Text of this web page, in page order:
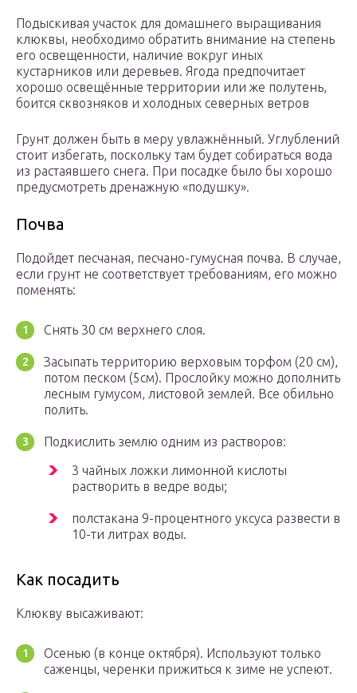
Подыскивая участок для домашнего выращивания
клюквы, необходимо обратить внимание на степень
его освещенности, наличие вокруг иных
кустарников или деревьев. Ягода предпочитает
хорошо освещённые территории или же полутень,
боится сквозняков и холодных северных ветров
Грунт должен быть в меру увлажнённый. Углублений
стоит избегать, поскольку там будет собираться вода
из растаявшего снега. При посадке было бы хорошо
предусмотреть дренажную «подушку».
Почва
Подойдет песчаная, песчано-гумусная почва. В случае,
если грунт не соответствует требованиям, его можно
поменять:
Снять 30 см верхнего слоя.
Засыпать территорию верховым торфом (20 см),
потом песком (5см). Прослойку можно дополнить
лесным гумусом, листовой землей. Все обильно
полить.
Подкислить землю одним из растворов:
3 чайных ложки лимонной кислоты
растворить в ведре воды;
полстакана 9-процентного уксуса развести в
10-ти литрах воды.
Как посадить
Клюкву высаживают:
Осенью (в конце октября). Используют только
саженцы, черенки прижиться к зиме не успеют.